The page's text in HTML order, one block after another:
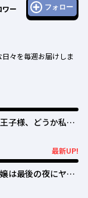
ワー フォロー
々を毎週お届けしま
子様、どうか私の
最新UP!
は最後の夜にヤリ